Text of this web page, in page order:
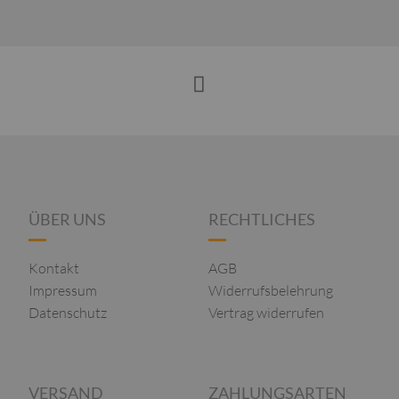
ÜBER UNS
Kontakt
Impressum
Datenschutz
RECHTLICHES
AGB
Widerrufsbelehrung
Vertrag widerrufen
VERSAND ZAHLUNGSARTEN